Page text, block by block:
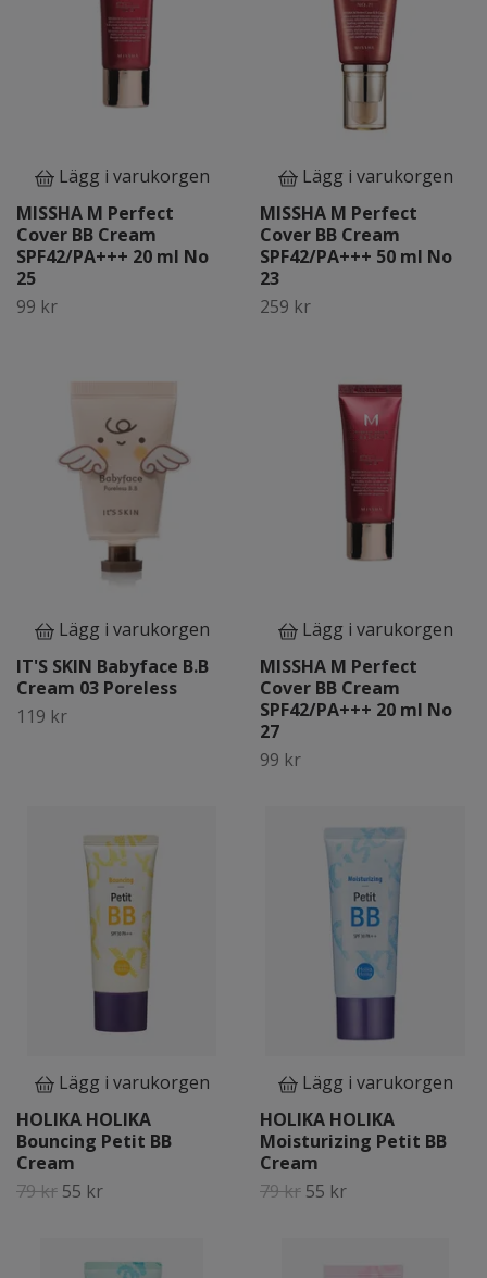
Lägg i varukorgen
MISSHA M Perfect
Cover BB Cream
SPF42/PA+++ 20 ml No
25
99 kr
Lägg i varukorgen
MISSHA M Perfect
Cover BB Cream
SPF42/PA+++ 50 ml No
23
259 kr
Lägg i varukorgen
IT'S SKIN Babyface B.B
Cream 03 Poreless
119 kr
Lägg i varukorgen
MISSHA M Perfect
Cover BB Cream
SPF42/PA+++ 20 ml No
27
99 kr
Lägg i varukorgen
HOLIKA HOLIKA
Bouncing Petit BB
Cream
79 kr 55 kr
Lägg i varukorgen
HOLIKA HOLIKA
Moisturizing Petit BB
Cream
79 kr 55 kr